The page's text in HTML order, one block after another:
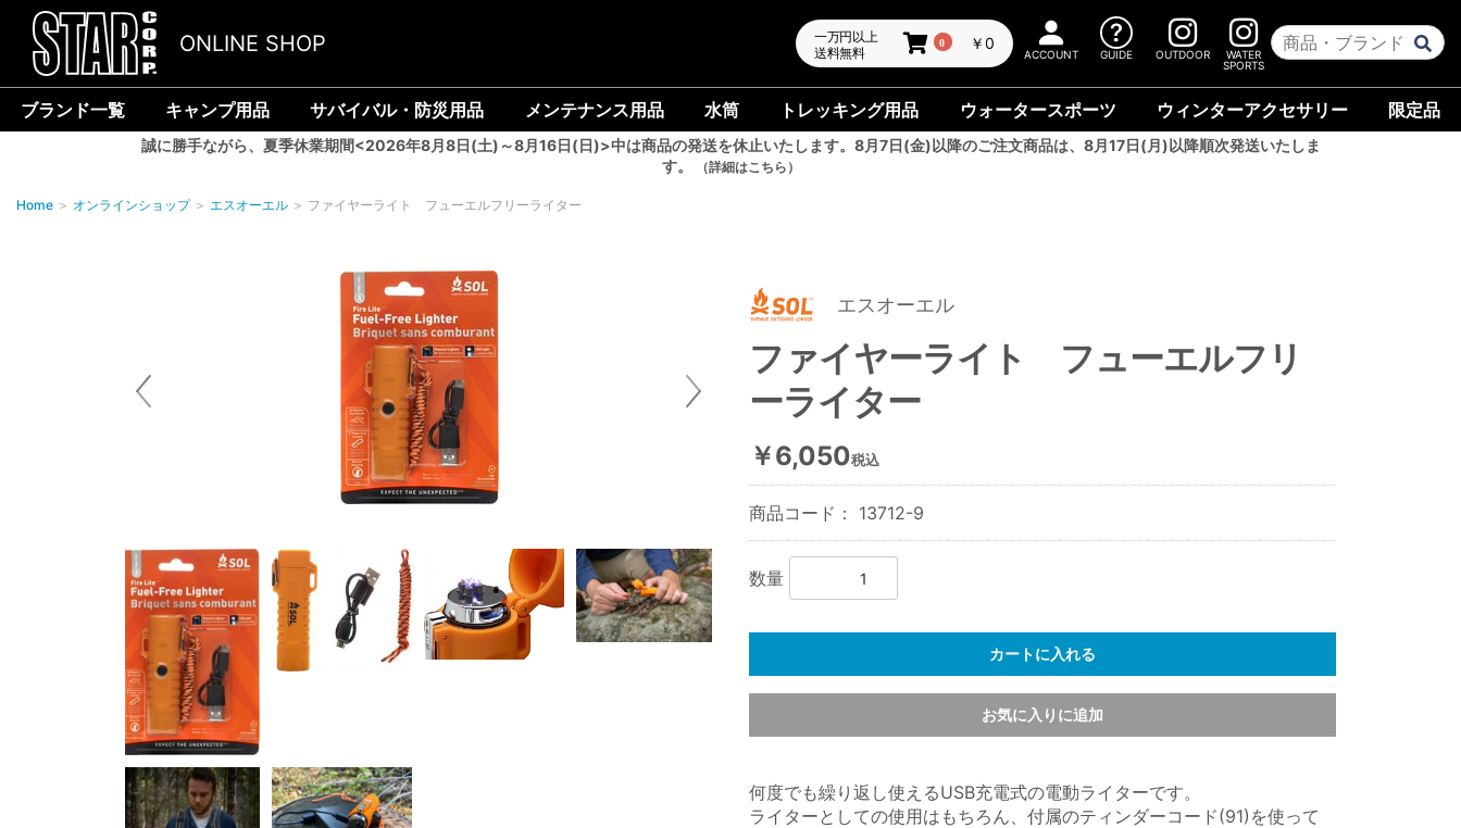
ONLINE SHOP
一万円以上
送料無料
0 ￥0
ACCOUNT GUIDE OUTDOOR
WATER
SPORTS
ブランド一覧 キャンプ用品 サバイバル・防災用品 メンテナンス用品 水筒 トレッキング用品 ウォータースポーツ ウィンターアクセサリー 限定品
誠に勝手ながら、夏季休業期間<2026年8月8日(土)～8月16日(日)>中は商品の発送を休止いたします。8月7日(金)以降のご注文商品は、8月17日(月)以降順次発送いたしま
す。
（詳細はこちら）
Home ＞ オンラインショップ ＞ エスオーエル ＞ ファイヤーライト フューエルフリーライター
エスオーエル
ファイヤーライト フューエルフリ
ーライター
￥6,050税込
商品コード： 13712-9
数量
カートに入れる
お気に入りに追加
何度でも繰り返し使えるUSB充電式の電動ライターです。
ライターとしての使用はもちろん、付属のティンダーコード(91)を使って